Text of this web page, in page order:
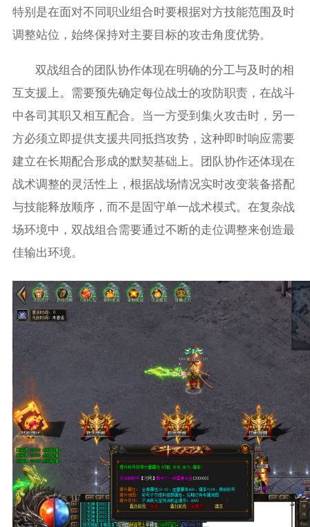
特别是在面对不同职业组合时要根据对方技能范围及时
调整站位，始终保持对主要目标的攻击角度优势。
双战组合的团队协作体现在明确的分工与及时的相
互支援上。需要预先确定每位战士的攻防职责，在战斗
中各司其职又相互配合。当一方受到集火攻击时，另一
方必须立即提供支援共同抵挡攻势，这种即时响应需要
建立在长期配合形成的默契基础上。团队协作还体现在
战术调整的灵活性上，根据战场情况实时改变装备搭配
与技能释放顺序，而不是固守单一战术模式。在复杂战
场环境中，双战组合需要通过不断的走位调整来创造最
佳输出环境。